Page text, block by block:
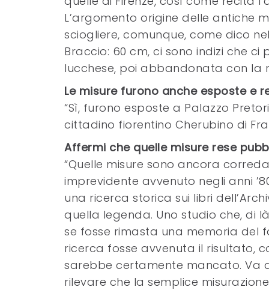
L’argomento origine delle antiche
sciogliere, comunque, come dico
Braccio: 60 cm, ci sono indizi che
lucchese, poi abbandonata con la
Le misure furono anche esposte e
“Sì, furono esposte a Palazzo
cittadino fiorentino Cherubino di
Affermi che quelle misure rese
“Quelle misure sono ancora
imprevidente avvenuto negli anni
una ricerca storica sui libri
quella legenda. Uno studio che, di
se fosse rimasta una memoria del
ricerca fosse avvenuta il risultato,
sarebbe certamente mancato. Va
rilevare che la semplice